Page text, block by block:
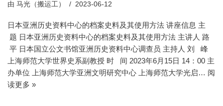
由 马光（搬运工） 2023-06-12
日本亚洲历史资料中心的档案史料及其使用方法 讲座信息 主
题 日本亚洲历史资料中心的档案史料及其使用方法 主讲人 路
平 日本国立公文书馆亚洲历史资料中心调查员 主持人 刘 峰
上海师范大学世界史系副教授 时 间 2023年6月15日 14：00 主
办单位 上海师范大学亚洲文明研究中心 上海师范大学光启… 阅
读更多 »